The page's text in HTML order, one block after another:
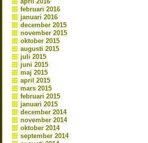
februari 2016
januari 2016
december 2015
november 2015
oktober 2015
augusti 2015
juli 2015
juni 2015
maj 2015
april 2015
mars 2015
februari 2015
januari 2015
december 2014
november 2014
oktober 2014
september 2014